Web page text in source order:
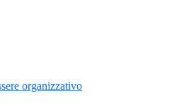
organizzativo